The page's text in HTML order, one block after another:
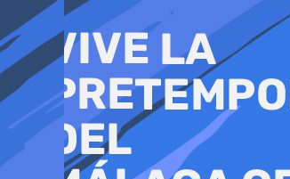
al
contenido